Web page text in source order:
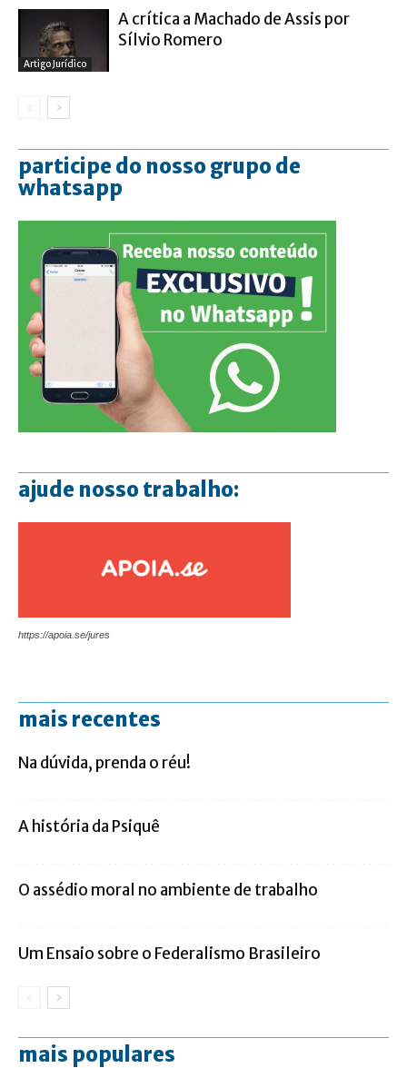
Artigo Jurídico
A crítica a Machado de Assis por
Sílvio Romero
participe do nosso grupo de
whatsapp
ajude nosso trabalho:
https://apoia.se/jures
mais recentes
Na dúvida, prenda o réu!
A história da Psiquê
O assédio moral no ambiente de trabalho
Um Ensaio sobre o Federalismo Brasileiro
mais populares